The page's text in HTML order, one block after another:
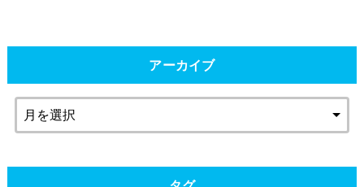
アーカイブ